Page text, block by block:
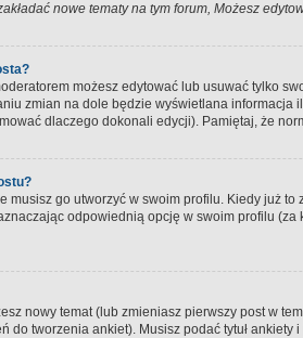
nowe tematy na tym forum, Możesz
możesz edytować lub usuwać tylko
zmian na dole będzie wyświetlana
dlaczego dokonali edycji). Pamiętaj, że
musisz go utworzyć w swoim profilu. Kiedy już to
odpowiednią opcję w swoim profilu
nowy temat (lub zmieniasz pierwszy post w
do tworzenia ankiet). Musisz podać tytuł